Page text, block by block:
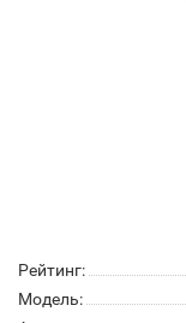
Рейтинг:
Модель: